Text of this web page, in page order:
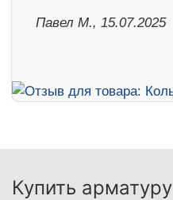
Павел М., 15.07.2025
Купить арматуру